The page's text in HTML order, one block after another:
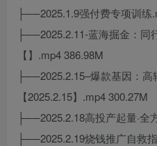
├──2025.1.9强付费专项训练
├──2025.2.11-蓝海掘金：同
【】.mp4 386.98M
├──2025.2.15–爆款基因：
【2025.2.15】.mp4 300.27M
├──2025.2.18高投产起量·全
├──2025.2.19烧钱推广自救